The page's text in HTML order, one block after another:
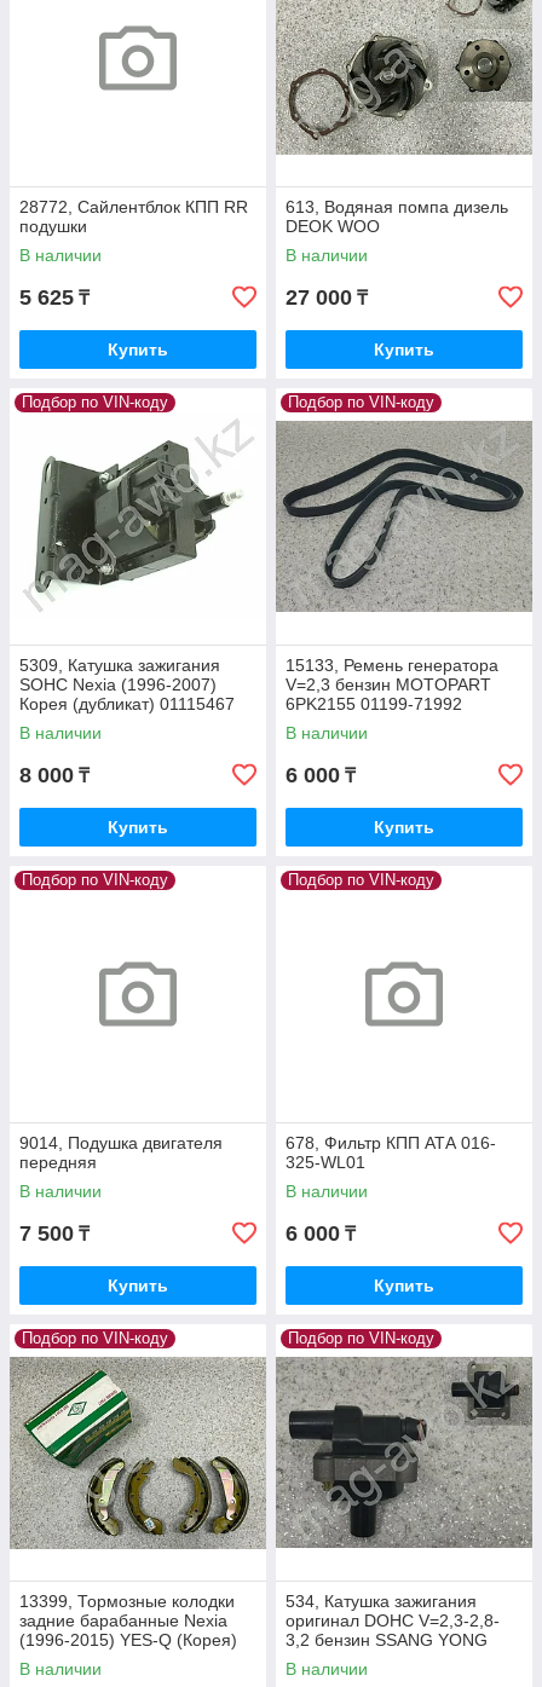
28772, Сайлентблок КПП RR
подушки
В наличии
5 625 ₸
Купить
613, Водяная помпа дизель
DEOK WOO
В наличии
27 000 ₸
Купить
Подбор по VIN-коду
5309, Катушка зажигания
SOHC Nexia (1996-2007)
Корея (дубликат) 01115467
В наличии
8 000 ₸
Купить
Подбор по VIN-коду
15133, Ремень генератора
V=2,3 бензин MOTOPART
6PK2155 01199-71992
В наличии
6 000 ₸
Купить
Подбор по VIN-коду
9014, Подушка двигателя
передняя
В наличии
7 500 ₸
Купить
Подбор по VIN-коду
678, Фильтр КПП АТА 016-
325-WL01
В наличии
6 000 ₸
Купить
Подбор по VIN-коду
13399, Тормозные колодки
задние барабанные Nexia
(1996-2015) YES-Q (Корея)
PS4520065
В наличии
Подбор по VIN-коду
534, Катушка зажигания
оригинал DOHC V=2,3-2,8-
3,2 бензин SSANG YONG
Motors Beijing 02215-06444
В наличии